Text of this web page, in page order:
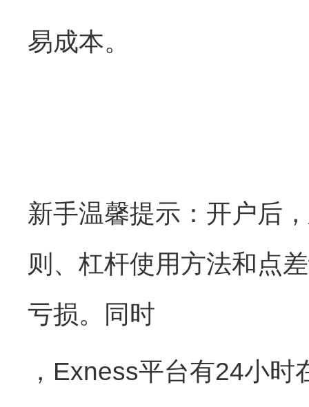
易成本。
新手温馨提示：开户后
则、杠杆使用方法和点
亏损。同时
，Exness平台有24小